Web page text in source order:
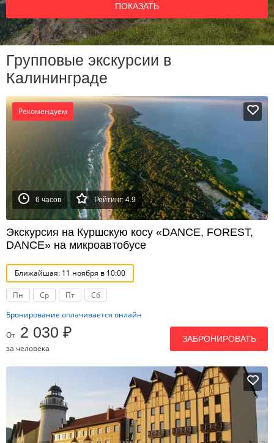
ПОКАЗАТЬ
Групповые экскурсии в
Калининграде
Рекомендуем
6 часов Рейтинг: 4.9
Экскурсия на Куршскую косу «DANCE, FOREST,
DANCE» на микроавтобусе
Ближайшая: 11 ноября в 10:00
Пн Ср Пт
Сб
Бронирование оплачивается онлайн
От 2 030 ₽
за человека
ЗАБРОНИРОВАТЬ